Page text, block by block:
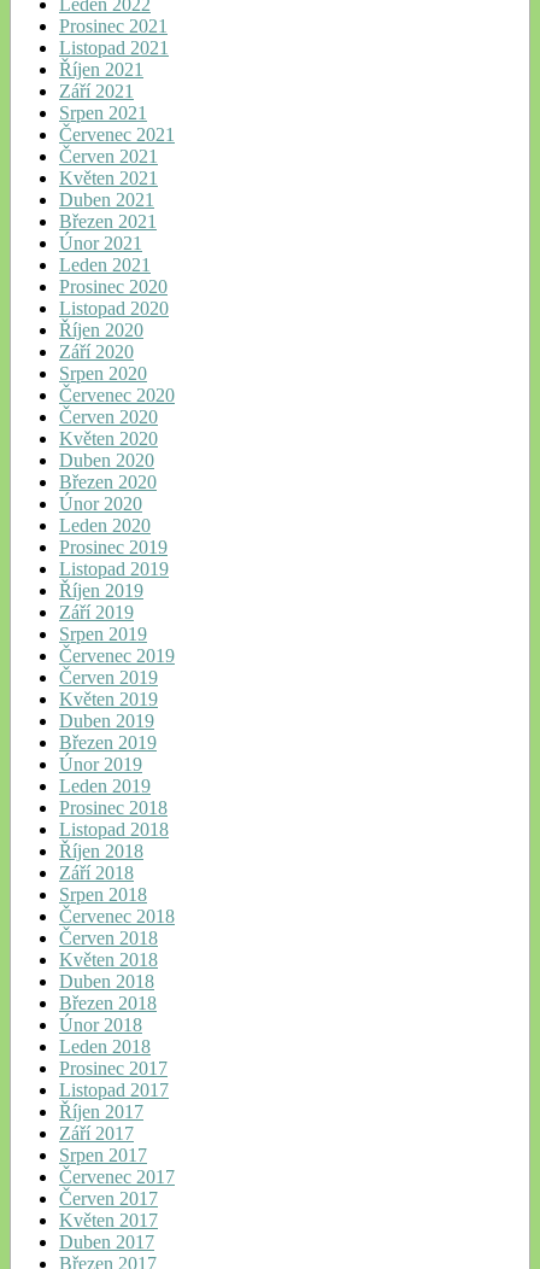
Leden 2022
Prosinec 2021
Listopad 2021
Říjen 2021
Září 2021
Srpen 2021
Červenec 2021
Červen 2021
Květen 2021
Duben 2021
Březen 2021
Únor 2021
Leden 2021
Prosinec 2020
Listopad 2020
Říjen 2020
Září 2020
Srpen 2020
Červenec 2020
Červen 2020
Květen 2020
Duben 2020
Březen 2020
Únor 2020
Leden 2020
Prosinec 2019
Listopad 2019
Říjen 2019
Září 2019
Srpen 2019
Červenec 2019
Červen 2019
Květen 2019
Duben 2019
Březen 2019
Únor 2019
Leden 2019
Prosinec 2018
Listopad 2018
Říjen 2018
Září 2018
Srpen 2018
Červenec 2018
Červen 2018
Květen 2018
Duben 2018
Březen 2018
Únor 2018
Leden 2018
Prosinec 2017
Listopad 2017
Říjen 2017
Září 2017
Srpen 2017
Červenec 2017
Červen 2017
Květen 2017
Duben 2017
Březen 2017